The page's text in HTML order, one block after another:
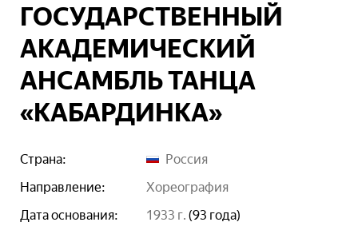
ГОСУДАРСТВЕННЫЙ
АКАДЕМИЧЕСКИЙ
АНСАМБЛЬ ТАНЦА
«КАБАРДИНКА»
Страна:
Россия
Направление:
хореография
Дата основания:
1933 г. (93 года)